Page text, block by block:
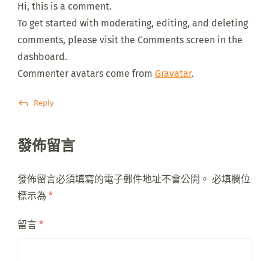
Hi, this is a comment.
To get started with moderating, editing, and deleting
comments, please visit the Comments screen in the
dashboard.
Commenter avatars come from Gravatar.
Reply
發佈留言
發佈留言必須填寫的電子郵件地址不會公開。 必填欄位
標示為 *
留言 *